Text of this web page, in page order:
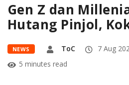
Gen Z dan
Hutang Pinjol,
NEWS ToC 7 Aug
5 minutes read